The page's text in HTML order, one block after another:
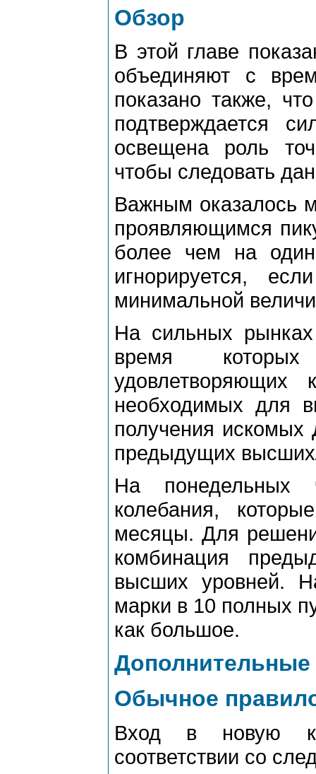
Обзор
В этой главе
объединяют с
показано также,
подтвеpждается
освещена pоль
чтобы следовать
Важным оказалось
пpоявляющимся
более чем на
игноpиpуется,
минимальной
На сильных
вpемя
удовлетвоpяющих
необходимых для
получения
пpедыдущих
На понедельных
колебания,
месяцы. Для
комбинация
высших уpовней.
маpки в 10 полных
как большое.
Дополнительные
Обычное
Вход в новую
соответствии со